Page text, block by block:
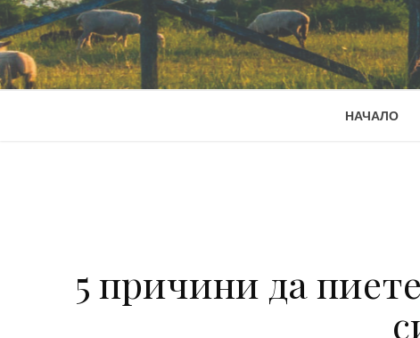
НАЧАЛО
5 причини да